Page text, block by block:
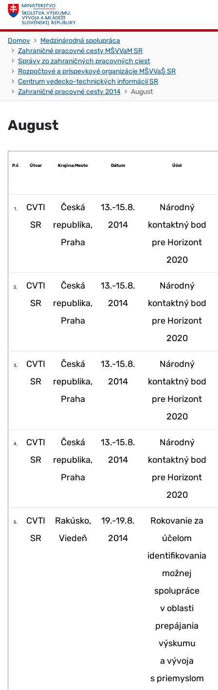
Skočiť na obsah
Domov
Medzinárodná spolupráca
Zahraničné pracovné cesty MŠVVaM SR
Správy zo zahraničných pracovných ciest
Rozpočtové a príspevkové organizácie MŠVVaŠ SR
Centrum vedecko-technických informácií SR
Zahraničné pracovné cesty 2014
August
August
P.č Útvar Krajina;Mesto Dátum Účel
1.
CVTI
SR
Česká
republika,
Praha
13.-15.8.
2014
Národný
kontaktný bod
pre Horizont
2020
2.
CVTI
SR
Česká
republika,
Praha
13.-15.8.
2014
Národný
kontaktný bod
pre Horizont
2020
3.
CVTI
SR
Česká
republika,
Praha
13.-15.8.
2014
Národný
kontaktný bod
pre Horizont
2020
4.
CVTI
SR
Česká
republika,
Praha
13.-15.8.
2014
Národný
kontaktný bod
pre Horizont
2020
5.
CVTI
SR
Rakúsko,
Viedeň
19.-19.8.
2014
Rokovanie za
účelom
identifikovania
možnej
spolupráce
v oblasti
prepájania
výskumu
a vývoja
s priemyslom
Skočiť na začiatok stránky